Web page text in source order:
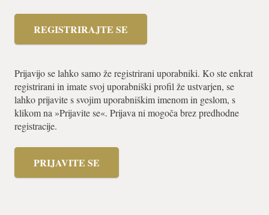
REGISTRIRAJTE SE
Prijavijo se lahko samo že registrirani uporabniki. Ko ste enkrat
registrirani in imate svoj uporabniški profil že ustvarjen, se
lahko prijavite s svojim uporabniškim imenom in geslom, s
klikom na »Prijavite se«. Prijava ni mogoča brez predhodne
registracije.
PRIJAVITE SE